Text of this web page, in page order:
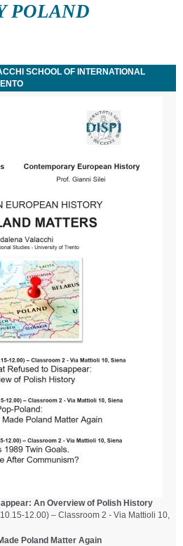
POLAND
SCHOOL OF INTERNATIONAL
An Overview of Polish History
12.00) – Classroom 2 - Via Mattioli 10,
Poland Matter Again